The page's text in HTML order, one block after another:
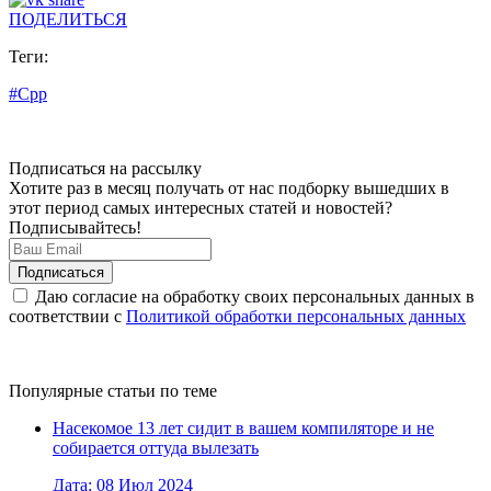
ПОДЕЛИТЬСЯ
Теги:
#Cpp
Подписаться на рассылку
Хотите раз в месяц получать от нас подборку вышедших в
этот период самых интересных статей и новостей?
Подписывайтесь!
Даю согласие на обработку своих персональных данных в
соответствии с Политикой обработки персональных данных
Популярные статьи по теме
Насекомое 13 лет сидит в вашем компиляторе и не
собирается оттуда вылезать
Дата: 08 Июл 2024